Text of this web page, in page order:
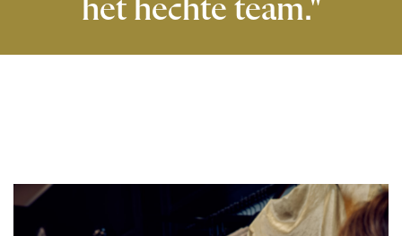
het hechte team."